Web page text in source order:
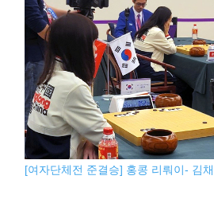
[여자단체전 준결승] 홍콩 리뤄이- 김채